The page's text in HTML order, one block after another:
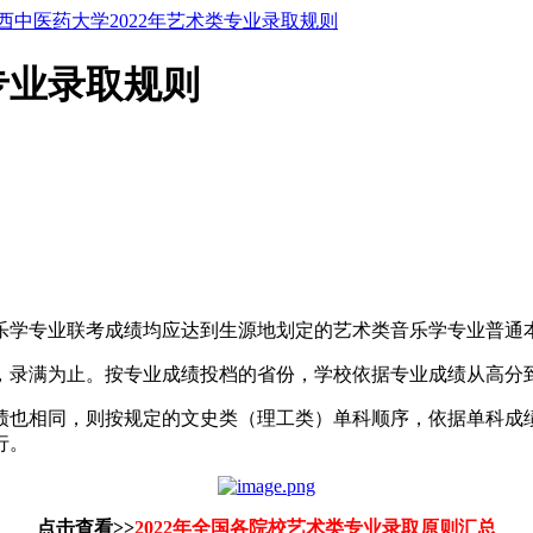
中医药大学2022年艺术类专业录取规则
录取规则
专业联考成绩均应达到生源地划定的艺术类音乐学专业普
满为止。按专业成绩投档的省份，学校依据专业成绩从高分
相同，则按规定的文史类（理工类）单科顺序，依据单科
点击查看>>2022年全国各院校艺术类专业录取原则汇总